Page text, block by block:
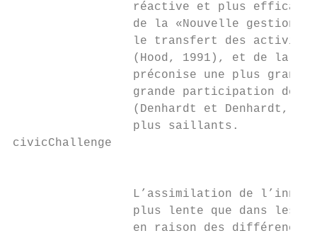
réactive et plus
de la «Nouvelle gestion
le transfert des
(Hood, 1991), et de la
préconise une plus
grande participation des
(Denhardt et Denhardt,
plus saillants.
civicChallenge
L’assimilation de
plus lente que dans les
en raison des